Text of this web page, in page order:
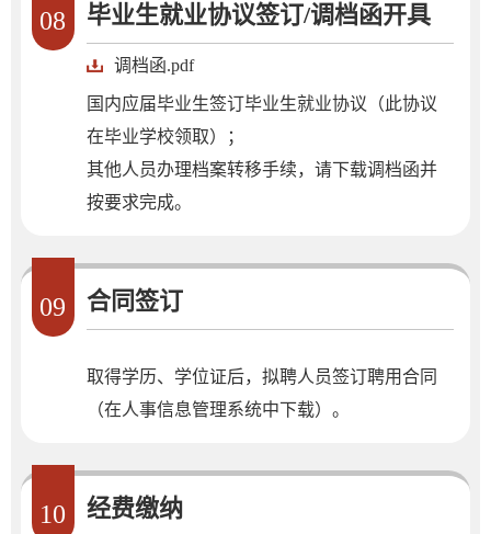
08 毕业生就业协议签订/调档函开具
调档函.pdf
国内应届毕业生签订毕业生就业协议（此协议
在毕业学校领取）；
其他人员办理档案转移手续，请下载调档函并
按要求完成。
09 合同签订
​取得学历、学位证后，拟聘人员签订聘用合同
（在人事信息管理系统中下载）。
10 经费缴纳